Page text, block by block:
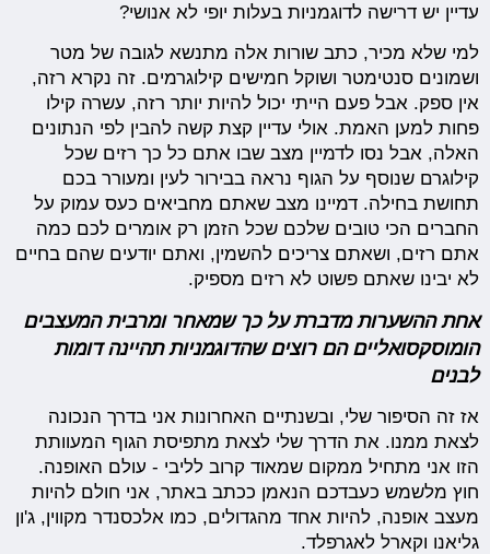
עדיין יש דרישה לדוגמניות בעלות יופי לא אנושי?
למי שלא מכיר, כתב שורות אלה מתנשא לגובה של מטר
ושמונים סנטימטר ושוקל חמישים קילוגרמים. זה נקרא רזה,
אין ספק. אבל פעם הייתי יכול להיות יותר רזה, עשרה קילו
פחות למען האמת. אולי עדיין קצת קשה להבין לפי הנתונים
האלה, אבל נסו לדמיין מצב שבו אתם כל כך רזים שכל
קילוגרם שנוסף על הגוף נראה בבירור לעין ומעורר בכם
תחושת בחילה. דמיינו מצב שאתם מחביאים כעס עמוק על
החברים הכי טובים שלכם שכל הזמן רק אומרים לכם כמה
אתם רזים, ושאתם צריכים להשמין, ואתם יודעים שהם בחיים
לא יבינו שאתם פשוט לא רזים מספיק.
אחת ההשערות מדברת על כך שמאחר ומרבית המעצבים
הומוסקסואליים הם רוצים שהדוגמניות תהיינה דומות
לבנים
אז זה הסיפור שלי, ובשנתיים האחרונות אני בדרך הנכונה
לצאת ממנו. את הדרך שלי לצאת מתפיסת הגוף המעוותת
הזו אני מתחיל ממקום שמאוד קרוב לליבי - עולם האופנה.
חוץ מלשמש כעבדכם הנאמן ככתב באתר, אני חולם להיות
מעצב אופנה, להיות אחד מהגדולים, כמו אלכסנדר מקווין, ג'ון
גליאנו וקארל לאגרפלד.